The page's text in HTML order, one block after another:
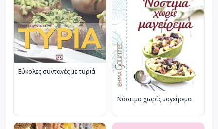
Εύκολες συνταγές με τυριά
Νόστιμα χωρίς μαγείρεμα